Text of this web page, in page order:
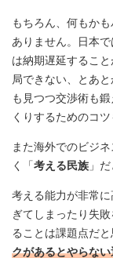
もちろん、何もか
ありません。日本
は納期遅延するこ
局できない、とあ
も見つつ交渉術も
くりするためのコ
また海外でのビジ
く「考える民族 」
考える能力が非常
ぎてしまったり失
ることは課題点だと
クがあるとやらな